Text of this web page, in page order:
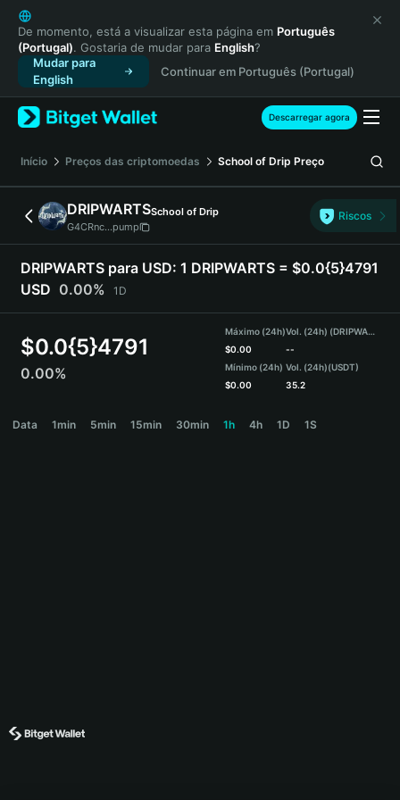
English
日本語
Tiếng Việt
Русский
Español (Latinoamérica)
Türkçe
Français
Deutsch
简体中文
繁體中文
Português (Portugal)
Bahasa Indonesia
ภาษาไทย
हिन्दी
Español
Português (Brasil)
De momento, está a visualizar esta página em Português
(Portugal). Gostaria de mudar para English?
Mudar para
English
Continuar em Português (Portugal)
Descarregar agora
Início Preços das criptomoedas School of Drip Preço
DRIPWARTSSchool of Drip
G4CRnc...pump
Riscos
DRIPWARTS para USD: 1 DRIPWARTS = $0.0{5}4791
USD 0.00% 1D
$0.0{5}4791
0.00%
Máximo (24h)
$0.00
Mínimo (24h)
$0.00
Vol. (24h) (DRIPWARTS)
--
Vol. (24h)(USDT)
35.2
Data 1min 5min 15min 30min 1h 4h 1D 1S